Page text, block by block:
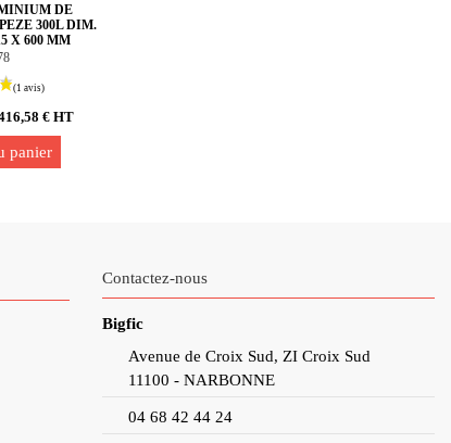
DE
300L DIM.
X 600 MM
€ HT
panier
Contactez-nous
Bigfic
Avenue de Croix Sud, ZI Croix Sud
11100 - NARBONNE
04 68 42 44 24